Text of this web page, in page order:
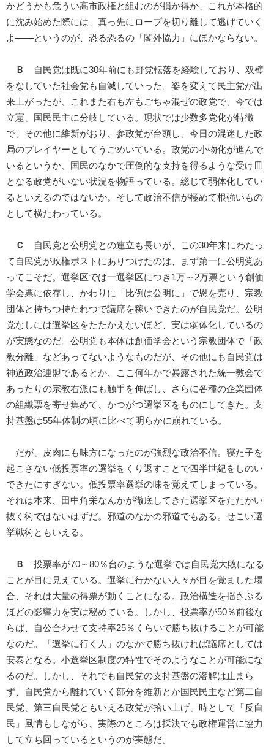
かどうかも危うい高市政権と組むのが損か得か、これが本格的
に沈み始めた際には、真っ先にロープを切り離して逃げていく
よ――というのが、恐る恐るの「閣外協力」にほかならない。
Ｂ
自民党は既に30年前にも野党転落を経験しており、双璧
をなしていた社会党も自滅していった。姿を変えて民主党が出
来上がったが、これまた右も左もごちゃ混ぜの政党で、今では
立憲、国民民主に分岐している。現状では少数多党化が特徴
で、その他に維新がおり、参政党が台頭し、今日の混迷した政
局のプレイヤーとしてうごめいている。政党の小物化が進んで
いるというか、国民のなかで圧倒的な支持を得るような受け皿
となる政党がいない状況を物語っている。総じて弱体化してい
るといえるのではないか。そして政治不信が極めて根強いもの
として横たわっている。
Ｃ
自民党と公明党との連立も長いが、この30年来にわたっ
て自民党が政権ポストにありつけたのは、まず第一に公明党あ
ってこそだ。選挙区では一選挙区につき1万～2万票という創価
学会票に依存し、かわりに「比例は公明に」で恩を売り、宗教
団体と持ちつ持たれつで議席を稼いできたのが自民党だ。公明
党なしには選挙区をたたかえないほど、実は弱体化しているの
が実態なのだ。公明党も本体は創価学会という宗教団体で「政
教分離」などあってないようなものだが、その他にも自民党は
神道政治連盟であるとか、ここ何年かで暴露された統一教会で
あったりの宗教右派にも触手を伸ばし、さらに各種の企業団体
の組織票を寄せ集めて、かつがつ選挙区をものにしてきた。支
持基盤は55年体制の頃に比べて明らかに崩れている。
だが、皮肉にも味方になったのが強烈な政治不信。寝た子を
起こさない低投票率の選挙をくり返すことで四半世紀をしのい
できたにすぎない。低投票率選挙の味を覚えてしまっている。
それは本来、田中角栄なんかが徹底してきた選挙区をたたかい
抜く術ではないはずだ。邪道のなかの邪道でもある。せこい選
挙戦術ともいえる。
Ｂ
投票率が70～80％台のような選挙では自民党大敗になる
ことが目に見えている。選挙に行かない人々が目を覚ました場
合、それは大量の得票が動くことになる。政治構造を揺さぶる
ほどの影響力を実は秘めている。しかし、投票率が50％前後な
らば、自公合わせて支持率25％くらいで勝ち抜けることが可能
なのだ。「選挙に行く人」のなかで勝ち抜ければ議席としては
安泰となる。小選挙区制度の特性でそのようなことが可能にな
るのだ。しかし、それでも自民党の支持基盤の溶解は止まら
ず、自民党から離れていく部分を維新とか国民民主など第二自
民党、第三自民党ともいえる政党が拾い上げ、時として「反自
民」風情もしながら、実際のところは採決でも政権運営に協力
して立ち回っているというのが実態だ。